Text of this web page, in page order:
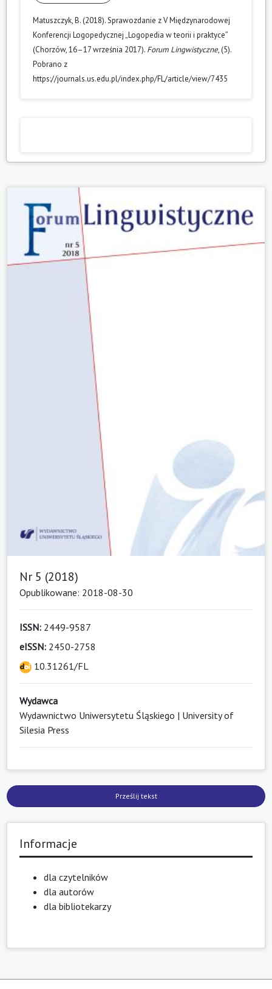
Matuszczyk, B. (2018). Sprawozdanie z V Międzynarodowej
Konferencji Logopedycznej „Logopedia w teorii i praktyce”
(Chorzów, 16–17 września 2017). Forum Lingwistyczne, (5).
Pobrano z
https://journals.us.edu.pl/index.php/FL/article/view/7435
Nr 5 (2018)
Opublikowane: 2018-08-30
ISSN: 2449-9587
eISSN: 2450-2758
10.31261/FL
Wydawca
Wydawnictwo Uniwersytetu Śląskiego | University of
Silesia Press
Prześlij tekst
Informacje
dla czytelników
dla autorów
dla bibliotekarzy